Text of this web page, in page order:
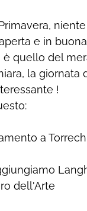
e in
è quello del
la giornata
!
a
dell'Arte